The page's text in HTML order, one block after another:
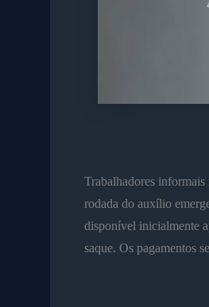
Trabalhadores
rodada do auxílio
disponível inicialmente
saque. Os pagamentos